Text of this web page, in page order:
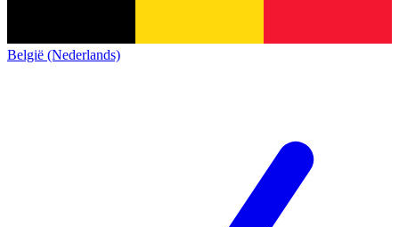
België (Nederlands)